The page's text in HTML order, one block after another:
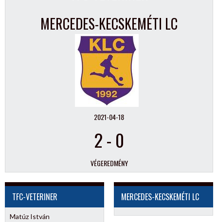
MERCEDES-KECSKEMÉTI LC
2021-04-18
2- 0
VÉGEREDMÉNY
TFC-VETERINER
Matúz István
MERCEDES-KECSKEMÉTI LC